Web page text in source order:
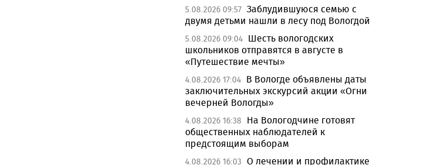
5.08.2026 09:57 Заблудившуюся семью с
двумя детьми нашли в лесу под Вологдой
5.08.2026 09:04 Шесть вологодских
школьников отправятся в августе в
«Путешествие мечты»
4.08.2026 17:04 В Вологде объявлены даты
заключительных экскурсий акции «Огни
вечерней Вологды»
4.08.2026 16:38
На Вологодчине готовят
общественных наблюдателей к
предстоящим выборам
4.08.2026 16:03 О лечении и профилактике